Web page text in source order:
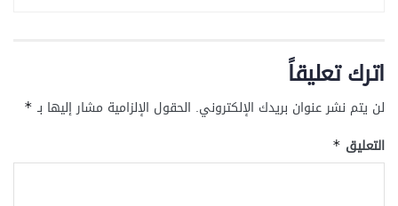
اترك تعليقاً
لن يتم نشر عنوان بريدك الإلكتروني. الحقول الإلزامية مشار إليها بـ *
التعليق *